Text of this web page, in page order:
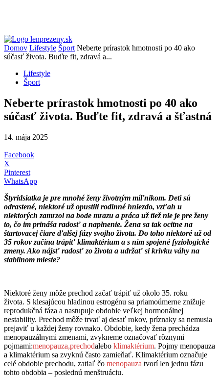
Domov Lifestyle Šport Neberte prírastok hmotnosti po 40 ako
súčasť života. Buďte fit, zdravá a...
Lifestyle
Šport
Neberte prírastok hmotnosti po 40 ako
súčasť života. Buďte fit, zdravá a šťastná
14. mája 2025
Facebook
X
Pinterest
WhatsApp
Štyridsiatka je pre mnohé ženy životným míľnikom. Deti sú
odrastené, niektoré už opustili rodinné hniezdo, vzťah u
niektorých zamrzol na bode mrazu a práca už tiež nie je pre ženy
to, čo im prináša radosť a naplnenie. Žena sa tak ocitne na
štartovacej čiare ďalšej fázy svojho života. Do toho niektoré už od
35 rokov začína trápiť klimaktérium a s ním spojené fyziologické
zmeny. Ako nájsť radosť zo života a udržať si krivku váhy na
stabilnom mieste?
Niektoré ženy môže prechod začať trápiť už okolo 35. roku
života. S klesajúcou hladinou estrogénu sa priamoúmerne znižuje
reprodukčná fáza a nastupuje obdobie veľkej hormonálnej
nestability. Prechod môže trvať aj desať rokov, príznaky sa nemusia
prejaviť u každej ženy rovnako. Obdobie, kedy žena prechádza
menopauzálnymi zmenami, zvykneme označovať rôznymi
pojmami:menopauza,prechodalebo klimaktérium. Pojmy menopauza
a klimaktérium sa zvyknú často zamieňať. Klimaktérium označuje
celé obdobie prechodu, zatiaľ čo menopauza tvorí len jednu fázu
tohto obdobia – poslednú menštruáciu.